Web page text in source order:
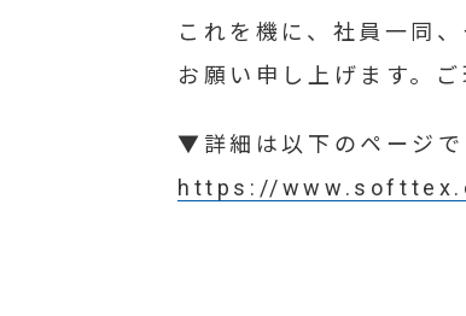
これを機に、社員一同
お願い申し上げます。
▼詳細は以下のページで
https://